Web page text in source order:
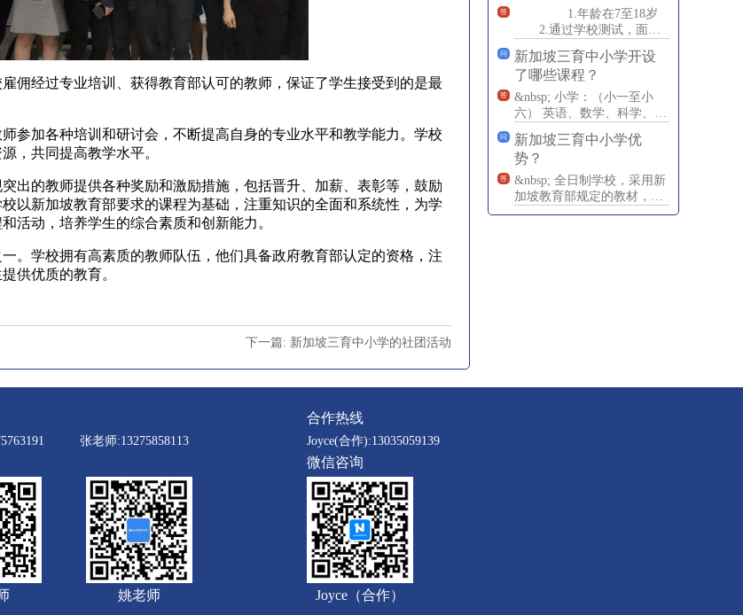
经过专业培训、获得教育部认可的教师，保证了学生接受到的是最
加各种培训和研讨会，不断提高自身的专业水平和教学能力。学校
，共同提高教学水平。
的教师提供各种奖励和激励措施，包括晋升、加薪、表彰等，鼓励
以新加坡教育部要求的课程为基础，注重知识的全面和系统性，为学
活动，培养学生的综合素质和创新能力。
学校拥有高素质的教师队伍，他们具备政府教育部认定的资格，注
供优质的教育。
下一篇: 新加坡三育中小学的社团活动
答
1.年龄在7至18岁
2.通过学校测试，面试
以及根据中国成绩评估
入学年龄详细要求
问
新加坡三育中小学开设
了哪些课程？
答
&nbsp; 小学：（小一至小
六） 英语、数学、科学、华
语等 中学： 英语语、数
学、科学（物理、化学
问
新加坡三育中小学优
势？
答
&nbsp; 全日制学校，采用新
加坡教育部规定的教材，毕
业生可跟新加坡政府中小学
张老师:13275858113
姚老师
合作热线
Joyce(合作):13035059139
微信咨询
Joyce（合作）